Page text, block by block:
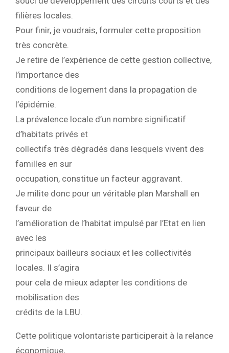
filières locales.
Pour finir, je voudrais, formuler cette proposition
très concrète.
Je retire de l’expérience de cette gestion collective,
l’importance des
conditions de logement dans la propagation de
l’épidémie.
La prévalence locale d’un nombre significatif
d’habitats privés et
collectifs très dégradés dans lesquels vivent des
familles en sur
occupation, constitue un facteur aggravant.
Je milite donc pour un véritable plan Marshall en
faveur de
l’amélioration de l’habitat impulsé par l’Etat en lien
avec les
principaux bailleurs sociaux et les collectivités
locales. Il s’agira
pour cela de mieux adapter les conditions de
mobilisation des
crédits de la LBU.
Cette politique volontariste participerait à la relance
économique,